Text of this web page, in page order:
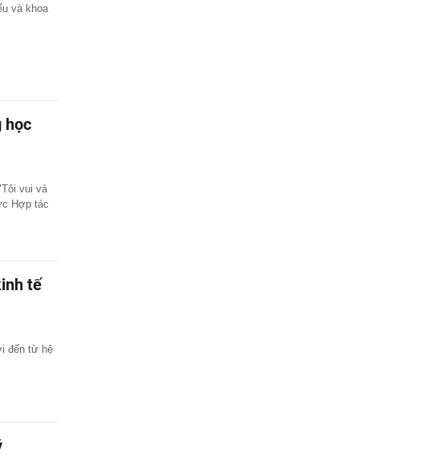
và khoa
học
vui và
Hợp tác
tế
đến từ hệ